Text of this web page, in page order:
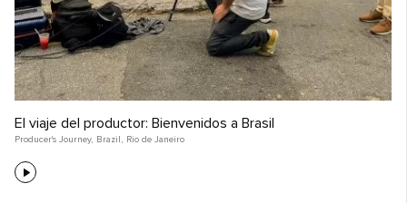
El viaje del productor: Bienvenidos a Brasil
Producer's Journey, Brazil , Rio de Janeiro